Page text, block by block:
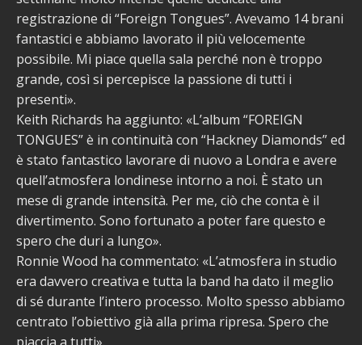
registrazione di “Foreign Tongues”. Avevamo 14 brani
fantastici e abbiamo lavorato il più velocemente
possibile. Mi piace quella sala perché non è troppo
grande, così si percepisce la passione di tutti i
presenti».
Keith Richards ha aggiunto: «L’album “FOREIGN
TONGUES” è in continuità con “Hackney Diamonds” ed
è stato fantastico lavorare di nuovo a Londra e avere
quell’atmosfera londinese intorno a noi. È stato un
mese di grande intensità. Per me, ciò che conta è il
divertimento. Sono fortunato a poter fare questo e
spero che duri a lungo».
Ronnie Wood ha commentato: «L’atmosfera in studio
era davvero creativa e tutta la band ha dato il meglio
di sé durante l’intero processo. Molto spesso abbiamo
centrato l’obiettivo già alla prima ripresa. Spero che